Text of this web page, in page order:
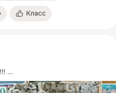
Класс
...